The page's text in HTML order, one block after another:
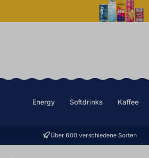
Energy Softdrinks Kaffee
Über 600 verschiedene Sorten